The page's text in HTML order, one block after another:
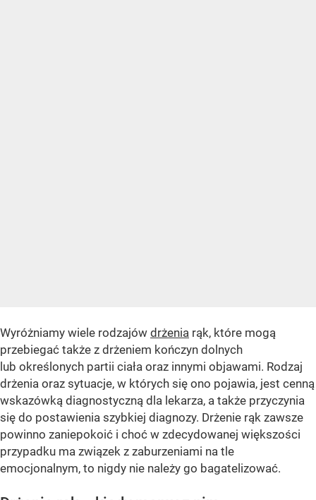
Wyróżniamy wiele rodzajów drżenia rąk, które mogą
przebiegać także z drżeniem kończyn dolnych
lub określonych partii ciała oraz innymi objawami. Rodzaj
drżenia oraz sytuacje, w których się ono pojawia, jest cenną
wskazówką diagnostyczną dla lekarza, a także przyczynia
się do postawienia szybkiej diagnozy. Drżenie rąk zawsze
powinno zaniepokoić i choć w zdecydowanej większości
przypadku ma związek z zaburzeniami na tle
emocjonalnym, to nigdy nie należy go bagatelizować.